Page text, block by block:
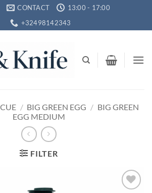
CONTACT
13:00 - 17:00
+32498142343
/ BIG GREEN EGG / BIG GREEN
EGG MEDIUM
FILTER